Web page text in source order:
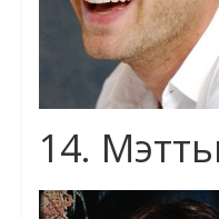
14.